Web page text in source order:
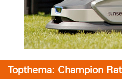
Topthema: Champion